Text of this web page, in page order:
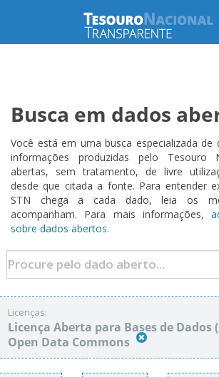
Busca em dados
Você está em uma busca especializada de
informações produzidas pelo Tesouro
abertas, sem tratamento, de livre
desde que citada a fonte. Para entender
STN chega a cada dado, leia os
acompanham. Para mais informações,
sobre dados abertos.
Licenças:
Licença Aberta para Bases de Dados
Open Data Commons